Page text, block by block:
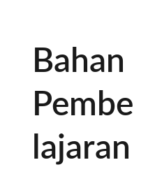
Bahan
Pembe
lajaran